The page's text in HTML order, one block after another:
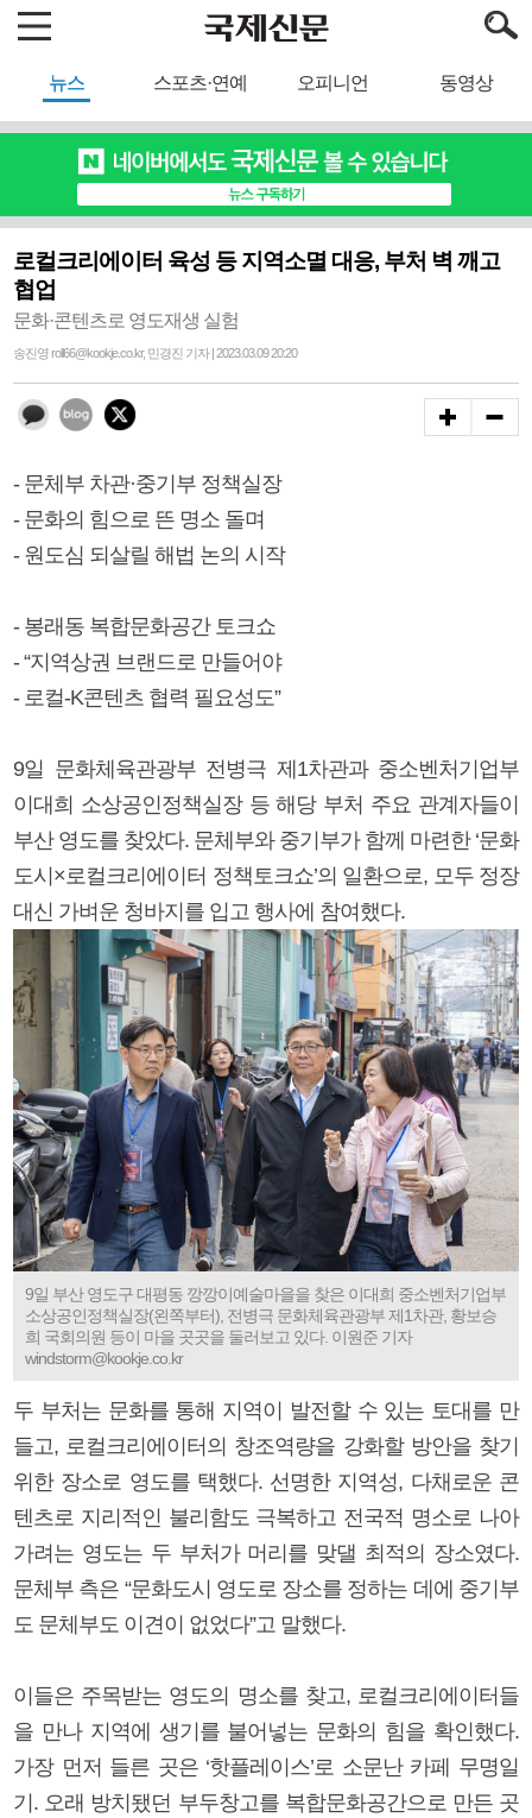
뉴스 스포츠·연예 오피니언 동영상
로컬크리에이터 육성 등 지역소멸 대응, 부처 벽 깨고
협업
문화·콘텐츠로 영도재생 실험
송진영 roll66@kookje.co.kr, 민경진 기자 | 2023.03.09 20:20
- 문체부 차관·중기부 정책실장
- 문화의 힘으로 뜬 명소 돌며
- 원도심 되살릴 해법 논의 시작
- 봉래동 복합문화공간 토크쇼
- “지역상권 브랜드로 만들어야
- 로컬-K콘텐츠 협력 필요성도”
9일 문화체육관광부 전병극 제1차관과 중소벤처기업부
이대희 소상공인정책실장 등 해당 부처 주요 관계자들이
부산 영도를 찾았다. 문체부와 중기부가 함께 마련한 ‘문화
도시×로컬크리에이터 정책토크쇼’의 일환으로, 모두 정장
대신 가벼운 청바지를 입고 행사에 참여했다.
9일 부산 영도구 대평동 깡깡이예술마을을 찾은 이대희 중소벤처기업부
소상공인정책실장(왼쪽부터), 전병극 문화체육관광부 제1차관, 황보승
희 국회의원 등이 마을 곳곳을 둘러보고 있다. 이원준 기자
windstorm@kookje.co.kr
두 부처는 문화를 통해 지역이 발전할 수 있는 토대를 만
들고, 로컬크리에이터의 창조역량을 강화할 방안을 찾기
위한 장소로 영도를 택했다. 선명한 지역성, 다채로운 콘
텐츠로 지리적인 불리함도 극복하고 전국적 명소로 나아
가려는 영도는 두 부처가 머리를 맞댈 최적의 장소였다.
문체부 측은 “문화도시 영도로 장소를 정하는 데에 중기부
도 문체부도 이견이 없었다”고 말했다.
이들은 주목받는 영도의 명소를 찾고, 로컬크리에이터들
을 만나 지역에 생기를 불어넣는 문화의 힘을 확인했다.
가장 먼저 들른 곳은 ‘핫플레이스’로 소문난 카페 무명일
기. 오래 방치됐던 부두창고를 복합문화공간으로 만든 곳